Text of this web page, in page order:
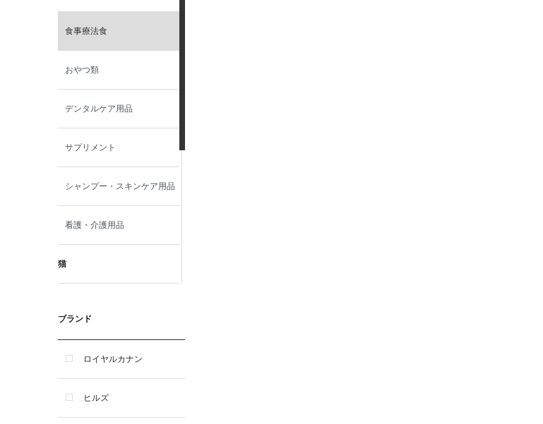
食事療法食
おやつ類
デンタルケア用品
サプリメント
シャンプー・スキンケア用品
看護・介護用品
猫
おやつ類
デンタルケア用品
サプリメント
ブランド
ロイヤルカナン
ヒルズ